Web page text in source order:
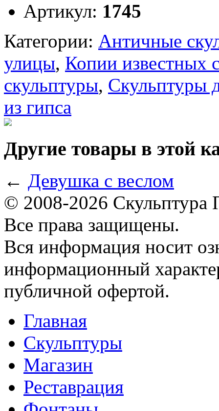
Артикул: 1745
Категории: Античные
улицы, Копии известных
скульптуры, Скульптуры
из гипса
Другие товары в этой
← Девушка с веслом
© 2008-2026 Скульптура
Все права защищены.
Вся информация носит
информационный
публичной офертой.
Главная
Скульптуры
Магазин
Реставрация